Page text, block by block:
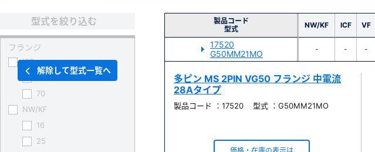
製品コード
型式
NW/KF ICF VF
17520
G50MM21MO
- - -
多ピン MS 2PIN VG50 フランジ 中電流
28Aタイプ
製品コード ：17520 型式 ：G50MM21MO
型式を絞り込む
フランジ
ICF
34
70
NW/KF
16
25
解除して型式一覧へ